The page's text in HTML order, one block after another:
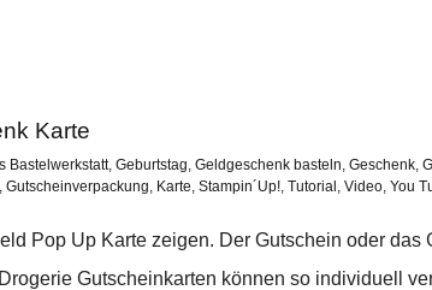
Karte
Bastelwerkstatt, Geburtstag, Geldgeschenk basteln, Geschenk,
, Gutscheinverpackung, Karte, Stampin´Up!, Tutorial , Video, You
Pop Up Karte zeigen. Der Gutschein oder das
Gutscheinkarten können so individuell